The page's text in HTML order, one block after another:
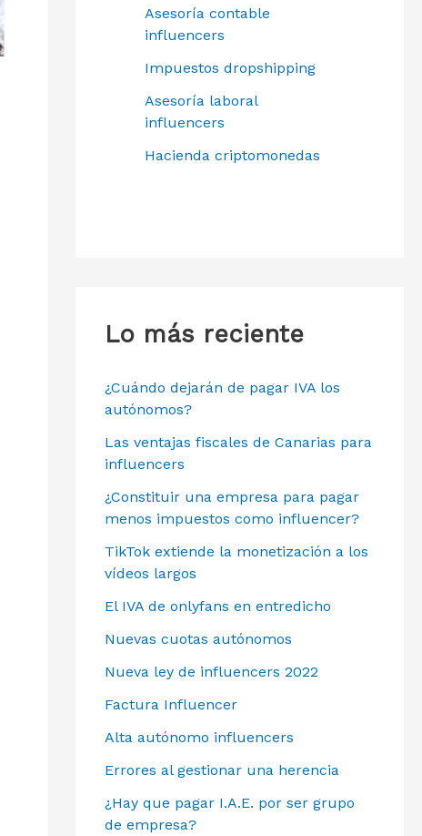
Asesoría contable
influencers
Impuestos dropshipping
Asesoría laboral
influencers
Hacienda criptomonedas
Lo más reciente
¿Cuándo dejarán de pagar IVA los
autónomos?
Las ventajas fiscales de Canarias para
influencers
¿Constituir una empresa para pagar
menos impuestos como influencer?
TikTok extiende la monetización a los
vídeos largos
El IVA de onlyfans en entredicho
Nuevas cuotas autónomos
Nueva ley de influencers 2022
Factura Influencer
Alta autónomo influencers
Errores al gestionar una herencia
¿Hay que pagar I.A.E. por ser grupo
de empresa?